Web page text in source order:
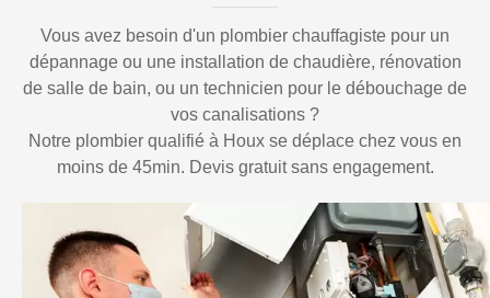
Vous avez besoin d'un plombier chauffagiste pour un
dépannage ou une installation de chaudière, rénovation
de salle de bain, ou un technicien pour le débouchage de
vos canalisations ?
Notre plombier qualifié à Houx se déplace chez vous en
moins de 45min. Devis gratuit sans engagement.